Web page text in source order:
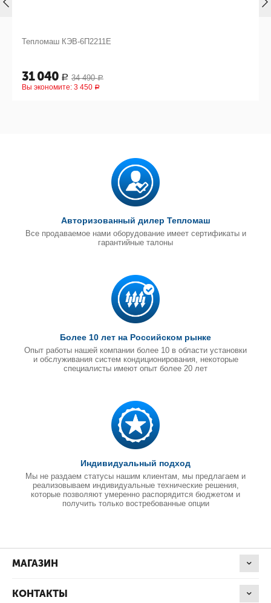
Тепломаш КЭВ-6П2211Е
31 040 Р 34 490 Р
Вы экономите: 3 450 Р
Авторизованный дилер Тепломаш
Все продаваемое нами оборудование имеет сертификаты и
гарантийные талоны
Более 10 лет на Российском рынке
Опыт работы нашей компании более 10 в области установки
и обслуживания систем кондиционирования, некоторые
специалисты имеют опыт более 20 лет
Индивидуальный подход
Мы не раздаем статусы нашим клиентам, мы предлагаем и
реализовываем индивидуальные технические решения,
которые позволяют умеренно распорядится бюджетом и
получить только востребованные опции
МАГАЗИН
КОНТАКТЫ